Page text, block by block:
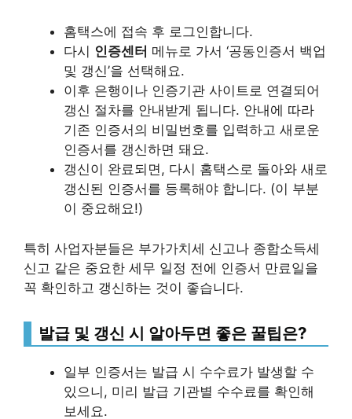
홈택스에 접속 후 로그인합니다.
다시 인증센터 메뉴로 가서 ‘공동인증서 백업
및 갱신’을 선택해요.
이후 은행이나 인증기관 사이트로 연결되어
갱신 절차를 안내받게 됩니다. 안내에 따라
기존 인증서의 비밀번호를 입력하고 새로운
인증서를 갱신하면 돼요.
갱신이 완료되면, 다시 홈택스로 돌아와 새로
갱신된 인증서를 등록해야 합니다. (이 부분
이 중요해요!)
특히 사업자분들은 부가가치세 신고나 종합소득세
신고 같은 중요한 세무 일정 전에 인증서 만료일을
꼭 확인하고 갱신하는 것이 좋습니다.
발급 및 갱신 시 알아두면 좋은 꿀팁은?
일부 인증서는 발급 시 수수료가 발생할 수
있으니, 미리 발급 기관별 수수료를 확인해
보세요.